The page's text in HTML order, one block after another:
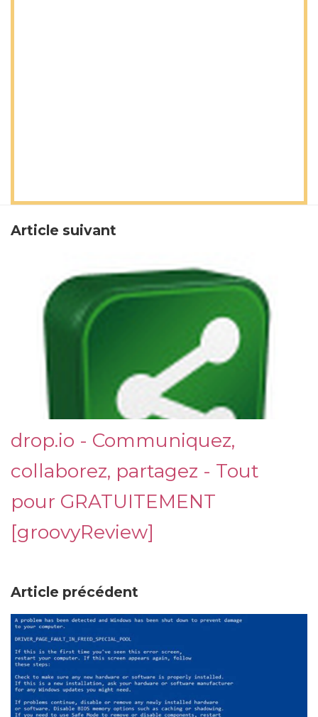
Article suivant
drop.io - Communiquez,
collaborez, partagez - Tout
pour GRATUITEMENT
[groovyReview]
Article précédent